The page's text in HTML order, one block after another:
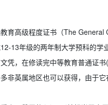
育高级程度证书（The
13年级的两年制大学预科的学
凭，在修读完中等教育普通证
非英属地区也可以获得，由于